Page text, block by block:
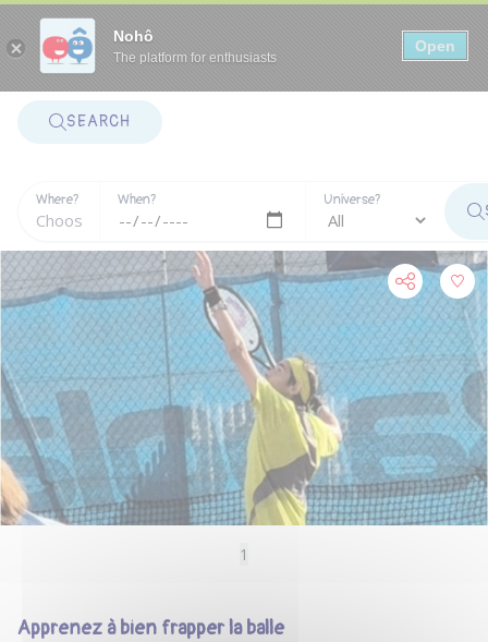
Nohô
The platform for enthusiasts
Open
SEARCH
Where? When? Universe?
1
Apprenez à bien frapper la balle
Panneau de gestion des cookies